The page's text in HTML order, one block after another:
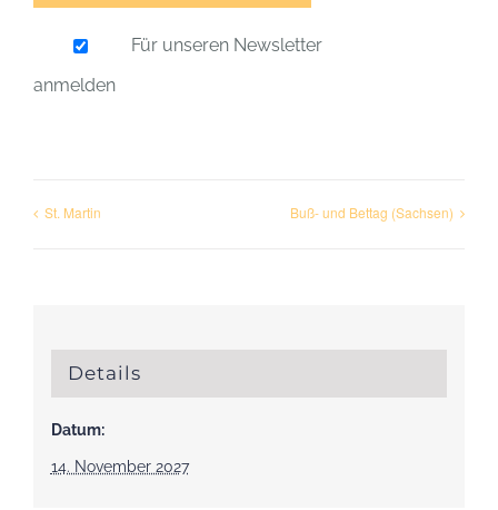
Für unseren Newsletter
anmelden
St. Martin Buß- und Bettag (Sachsen)
Details
Datum:
14. November 2027